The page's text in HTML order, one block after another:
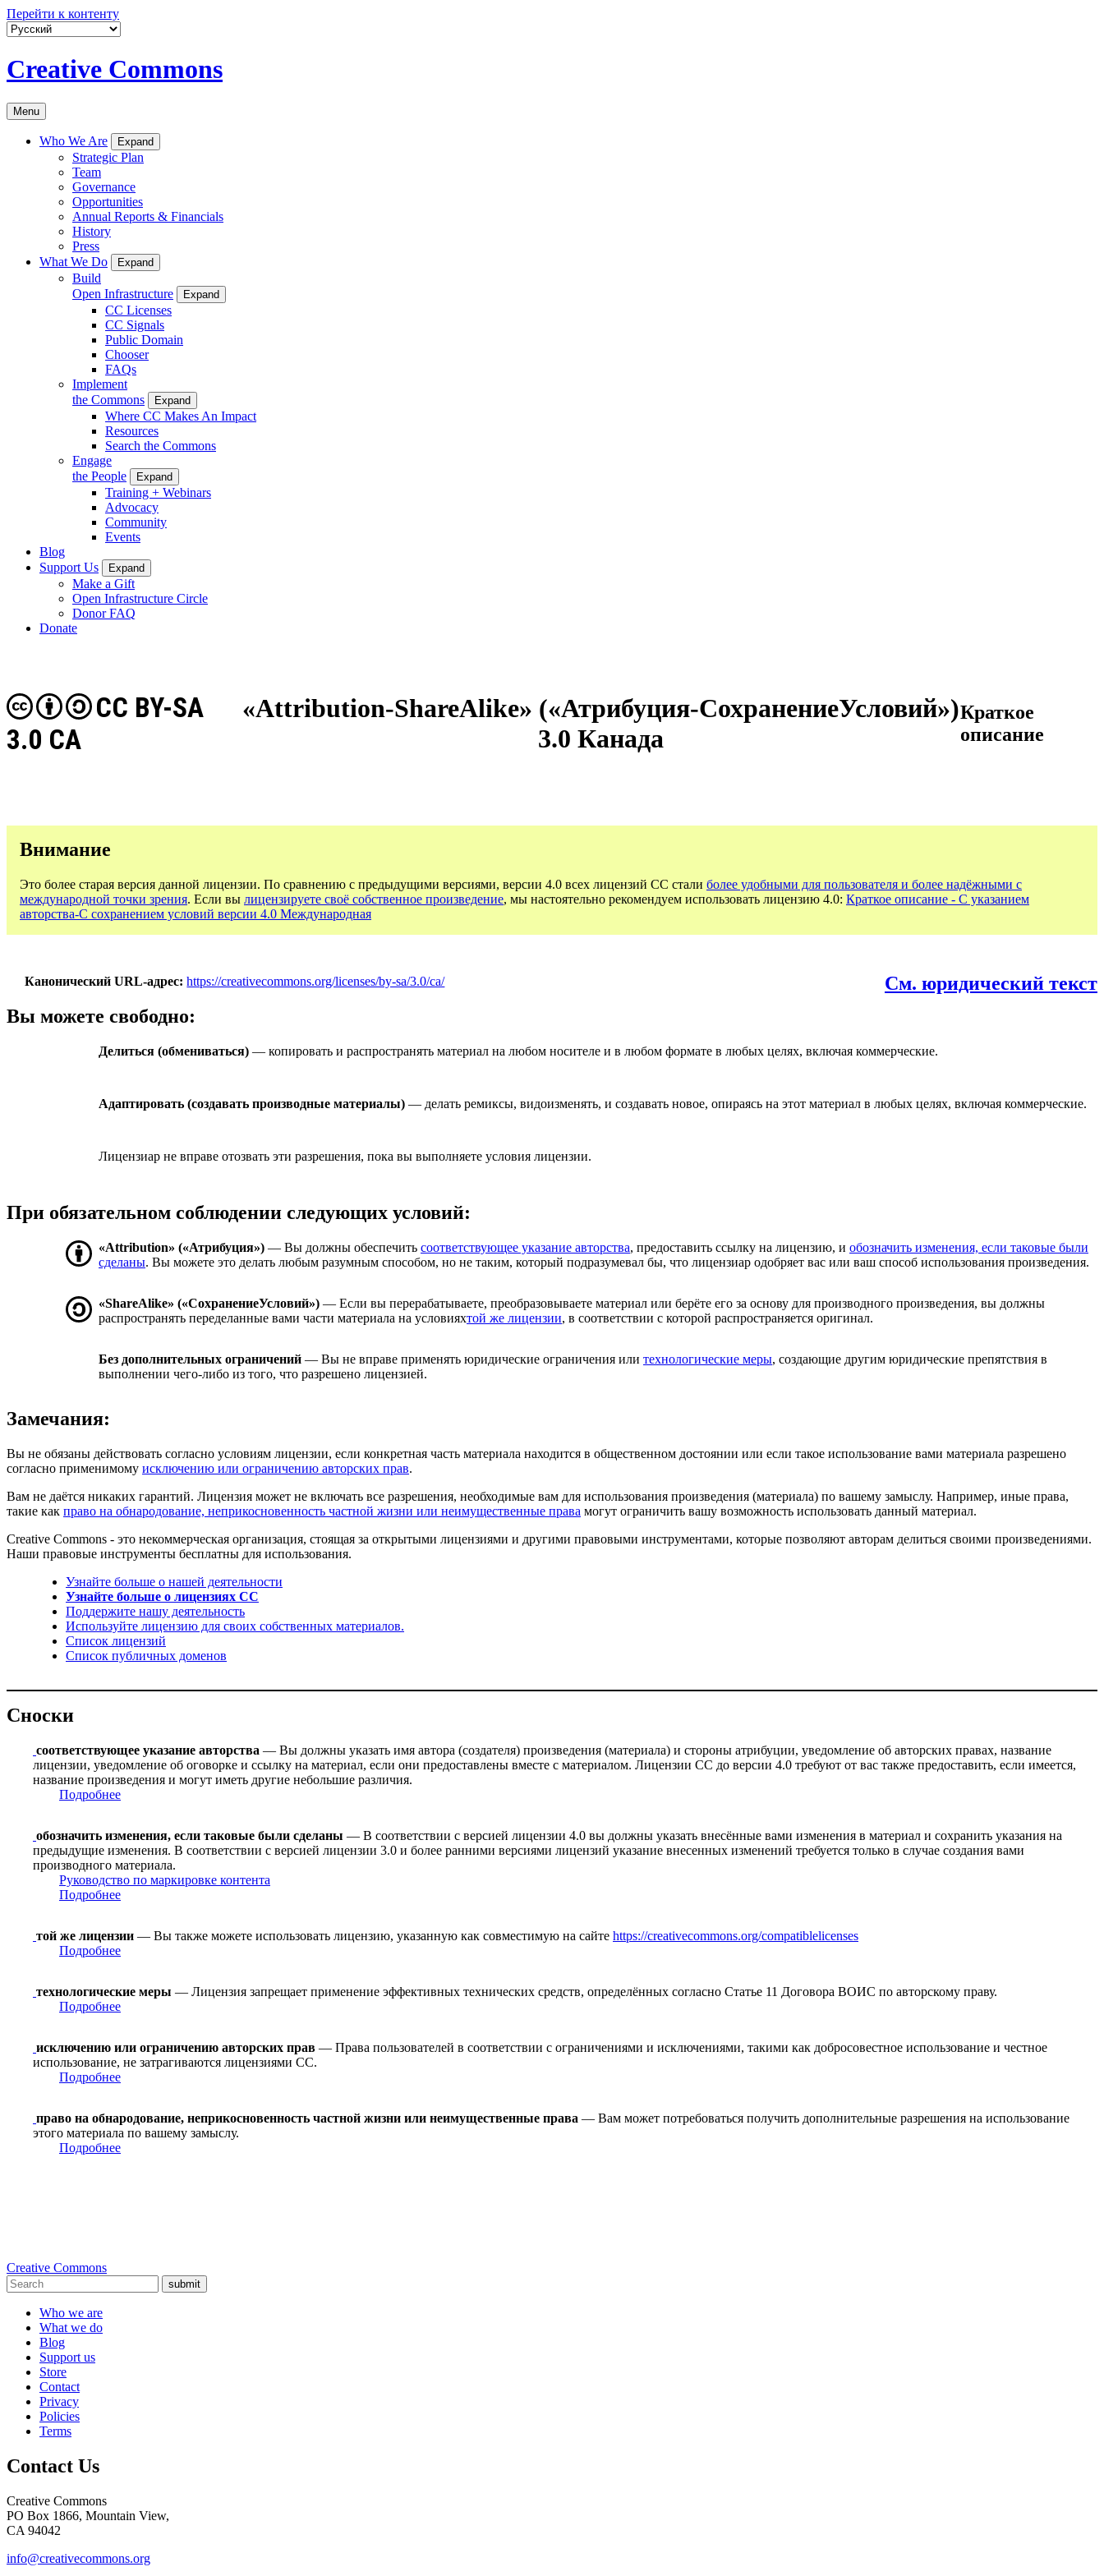
Перейти к контенту
Creative Commons
Menu
Who We Are Expand
Strategic Plan
Team
Governance
Opportunities
Annual Reports & Financials
History
Press
What We Do
Expand
Build
Open Infrastructure
Expand
CC Licenses
CC Signals
Public Domain
Chooser
FAQs
Implement
the Commons
Expand
Where CC Makes An Impact
Resources
Search the Commons
Engage
the People
Expand
Training + Webinars
Advocacy
Community
Events
Blog
Support Us
Expand
Make a Gift
Open Infrastructure Circle
Donor FAQ
Donate
«Attribution-ShareAlike» («Атрибуция-СохранениеУсловий»)
3.0 Канада
CC BY-SA
3.0 CA
Краткое
описание
Внимание
Это более старая версия данной лицензии. По сравнению с предыдущими версиями, версии 4.0 всех лицензий CC стали более удобными для пользователя и более надёжными с
международной точки зрения. Если вы лицензируете своё собственное произведение, мы настоятельно рекомендуем использовать лицензию 4.0: Краткое описание - С указанием
авторства-С сохранением условий версии 4.0 Международная
Канонический URL-адрес https://creativecommons.org/licenses/by-sa/3.0/ca/
См. юридический текст
Вы можете свободно:
Делиться (обмениваться) — копировать и распространять материал на любом носителе и в любом формате в любых целях, включая коммерческие.
Адаптировать (создавать производные материалы) — делать ремиксы, видоизменять, и создавать новое, опираясь на этот материал в любых целях, включая коммерческие.
Лицензиар не вправе отозвать эти разрешения, пока вы выполняете условия лицензии.
При обязательном соблюдении следующих условий:
«Attribution» («Атрибуция») — Вы должны обеспечить соответствующее указание авторства, предоставить ссылку на лицензию, и обозначить изменения, если таковые были
сделаны. Вы можете это делать любым разумным способом, но не таким, который подразумевал бы, что лицензиар одобряет вас или ваш способ использования произведения.
«ShareAlike» («СохранениеУсловий») — Если вы перерабатываете, преобразовываете материал или берёте его за основу для производного произведения, вы должны
распространять переделанные вами части материала на условияхтой же лицензии, в соответствии с которой распространяется оригинал.
Без дополнительных ограничений — Вы не вправе применять юридические ограничения или технологические меры, создающие другим юридические препятствия в
выполнении чего-либо из того, что разрешено лицензией.
Замечания:
Вы не обязаны действовать согласно условиям лицензии, если конкретная часть материала находится в общественном достоянии или если такое использование вами материала разрешено
согласно применимому исключению или ограничению авторских прав.
Вам не даётся никаких гарантий. Лицензия может не включать все разрешения, необходимые вам для использования произведения (материала) по вашему замыслу. Например, иные права,
такие как право на обнародование, неприкосновенность частной жизни или неимущественные права могут ограничить вашу возможность использовать данный материал.
Creative Commons - это некоммерческая организация, стоящая за открытыми лицензиями и другими правовыми инструментами, которые позволяют авторам делиться своими произведениями.
Наши правовые инструменты бесплатны для использования.
Узнайте больше о нашей деятельности
Узнайте больше о лицензиях CC
Поддержите нашу деятельность
Используйте лицензию для своих собственных материалов.
Список лицензий
Список публичных доменов
Сноски
соответствующее указание авторства — Вы должны указать имя автора (создателя) произведения (материала) и стороны атрибуции, уведомление об авторских правах, название
лицензии, уведомление об оговорке и ссылку на материал, если они предоставлены вместе с материалом. Лицензии CC до версии 4.0 требуют от вас также предоставить, если имеется,
название произведения и могут иметь другие небольшие различия.
Подробнее
обозначить изменения, если таковые были сделаны — В соответствии с версией лицензии 4.0 вы должны указать внесённые вами изменения в материал и сохранить указания на
предыдущие изменения. В соответствии с версией лицензии 3.0 и более ранними версиями лицензий указание внесенных изменений требуется только в случае создания вами
производного материала.
Руководство по маркировке контента
Подробнее
той же лицензии — Вы также можете использовать лицензию, указанную как совместимую на сайте https://creativecommons.org/compatiblelicenses
Подробнее
технологические меры — Лицензия запрещает применение эффективных технических средств, определённых согласно Статье 11 Договора ВОИС по авторскому праву.
Подробнее
исключению или ограничению авторских прав — Права пользователей в соответствии с ограничениями и исключениями, такими как добросовестное использование и честное
использование, не затрагиваются лицензиями CC.
Подробнее
право на обнародование, неприкосновенность частной жизни или неимущественные права — Вам может потребоваться получить дополнительные разрешения на использование
этого материала по вашему замыслу.
Подробнее
Creative Commons
submit
Who we are
What we do
Blog
Support us
Store
Contact
Privacy
Policies
Terms
Contact Us
Creative Commons
PO Box 1866, Mountain View,
CA 94042
info@creativecommons.org